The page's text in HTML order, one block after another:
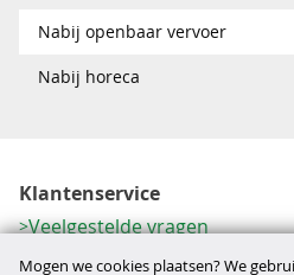
Nabij openbaar vervoer
Nabij horeca
Klantenservice
Veelgestelde vragen
Contactformulier
Mogen we cookies plaatsen? We